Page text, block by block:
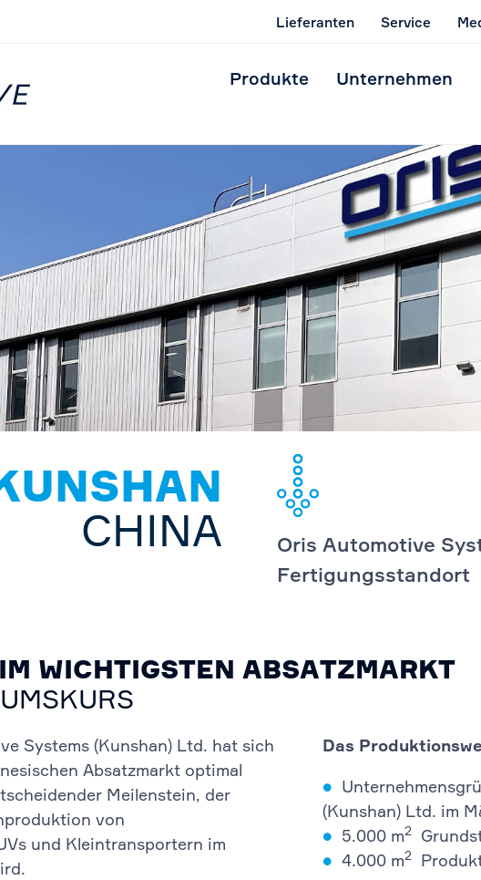
Lieferanten Service
Produkte Unternehmen
CHINA
Oris Automotive
Fertigungsstandort
WICHTIGSTEN ABSATZMARKT
Systems (Kunshan) Ltd. hat sich
Absatzmarkt optimal
Meilenstein, der
von
und Kleintransportern im
Das
(Kunshan) Ltd. im
5.000 m2
4.000 m2